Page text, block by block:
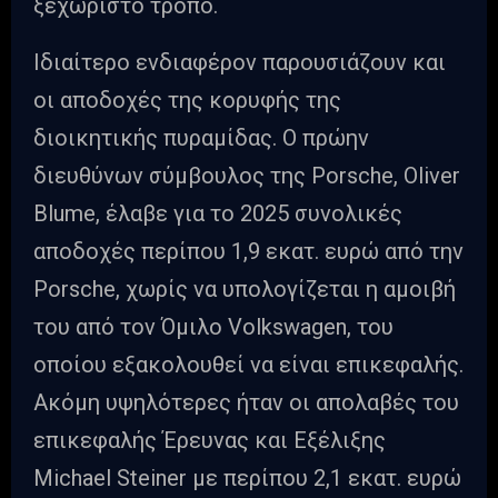
ξεχωριστό τρόπο.
Ιδιαίτερο ενδιαφέρον παρουσιάζουν και
οι αποδοχές της κορυφής της
διοικητικής πυραμίδας. Ο πρώην
διευθύνων σύμβουλος της Porsche, Oliver
Blume, έλαβε για το 2025 συνολικές
αποδοχές περίπου 1,9 εκατ. ευρώ από την
Porsche, χωρίς να υπολογίζεται η αμοιβή
του από τον Όμιλο Volkswagen, του
οποίου εξακολουθεί να είναι επικεφαλής.
Ακόμη υψηλότερες ήταν οι απολαβές του
επικεφαλής Έρευνας και Εξέλιξης
Michael Steiner με περίπου 2,1 εκατ. ευρώ